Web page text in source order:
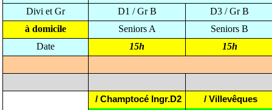
Divi et Gr
D1 / Gr B
D3 / Gr B
à domicile
Seniors A
Seniors B
Date
15h 15h
/ Champtocé Ingr.D2
/ Villevêques